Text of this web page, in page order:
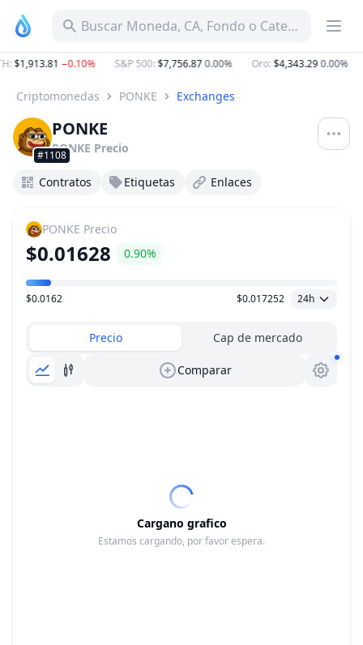
Buscar Moneda, CA, Fondo o Categoría
:$1,913.81−0.10% S&P 500:$7,756.870.00% Oro:$4,343.290.00%
Criptomonedas PONKE Exchanges
#1108
PONKE
PONKE Precio
Contratos Etiquetas Enlaces
PONKE Precio
$0.01628 0.90%
Rango de precio
$0.0162 $0.017252 24h
Precio Cap de mercado
Comparar
Cargano grafico
Estamos cargando, por favor espera.